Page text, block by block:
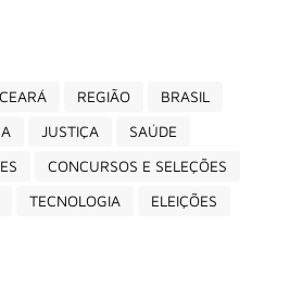
CEARÁ REGIÃO
BRASIL
JUSTIÇA
SAÚDE
CONCURSOS E SELEÇÕES
TECNOLOGIA ELEIÇÕES